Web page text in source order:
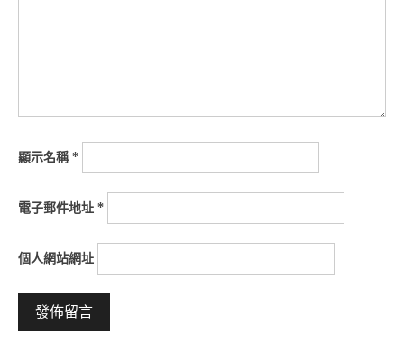
顯示名稱*
電子郵件地址 *
個人網站網址